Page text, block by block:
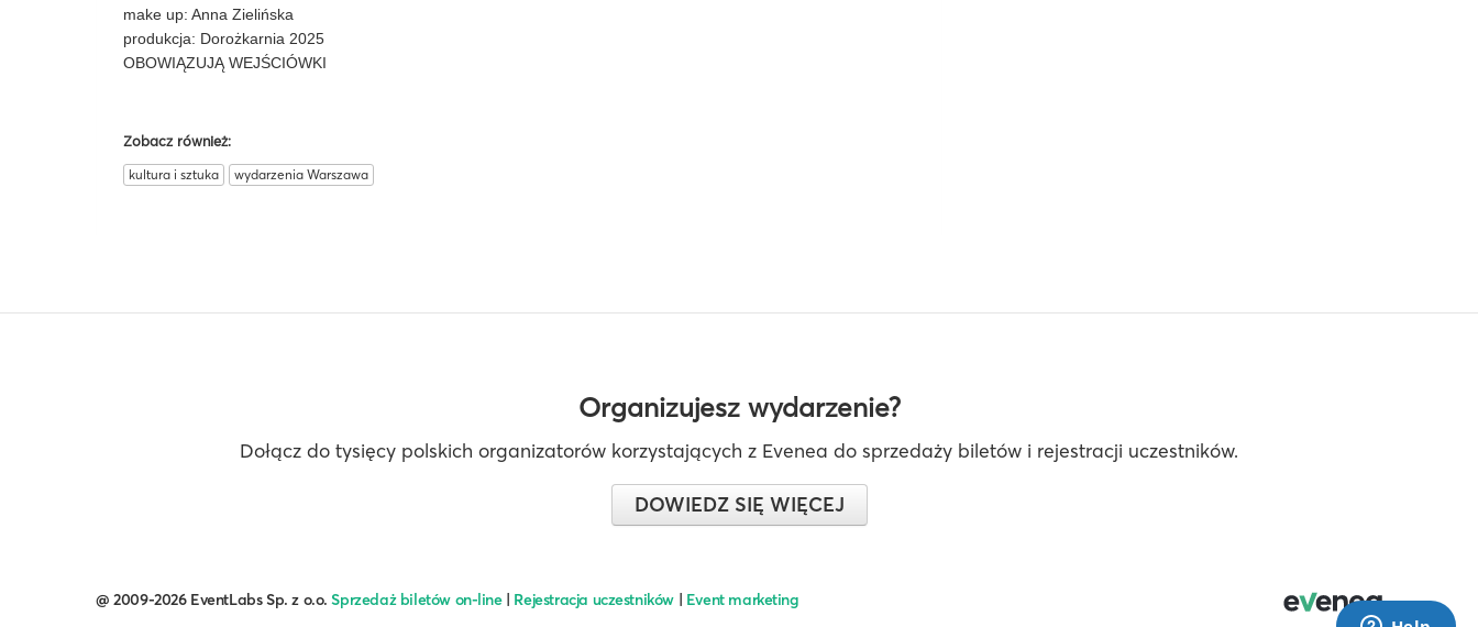
make up: Anna Zielińska
produkcja: Dorożkarnia 2025
OBOWIĄZUJĄ WEJŚCIÓWKI
Zobacz również:
kultura i sztuka wydarzenia Warszawa
Organizujesz wydarzenie?
Dołącz do tysięcy polskich organizatorów korzystających z Evenea do sprzedaży biletów i rejestracji uczestników.
DOWIEDZ SIĘ WIĘCEJ
@ 2009-2026 EventLabs Sp. z o.o.Sprzedaż biletów on-line| Rejestracja uczestników | Event marketing